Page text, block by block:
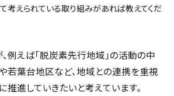
考えられている取り組みがあれば教えてくだ
例えば「脱炭素先行地域」の活動の中
若葉台地区など、地域との連携を重視
推進していきたいと考えています。